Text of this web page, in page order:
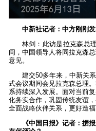
中新社记者：中方刚刚
林剑：此访是拉克森总
间，中国领导人将同拉克森
意见。
建交50多年来，中新关
式会议期间会见拉克森总理
系持续深入发展。面对当前
化务实合作，巩固传统友谊
全面战略伙伴关系，更好造福
《中国日报》记者：据